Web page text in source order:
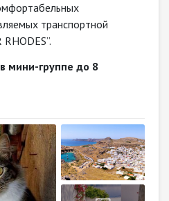
транспортной
мини-группе до 8